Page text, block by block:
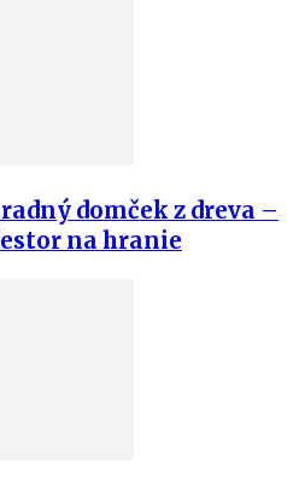
domček z dreva –
na hranie